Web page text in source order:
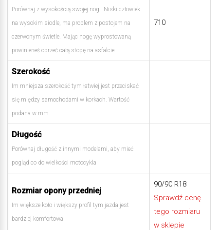
Porównaj z wysokością swojej nogi. Niski człowiek
na wysokim siodle, ma problem z postojem na
czerwonym świetle. Mając nogę wyprostowaną
powinieneś oprzeć całą stopę na asfalcie.
710
Szerokość
Im mniejsza szerokość tym łatwiej jest przeciskać
się między samochodami w korkach. Wartość
podana w mm.
Długość
Porównaj długość z innymi modelami, aby mieć
pogląd co do wielkości motocykla
Rozmiar opony przedniej
Im większe koło i większy profil tym jazda jest
bardziej komfortowa
90/90 R18
Sprawdź cenę
tego rozmiaru
w sklepie